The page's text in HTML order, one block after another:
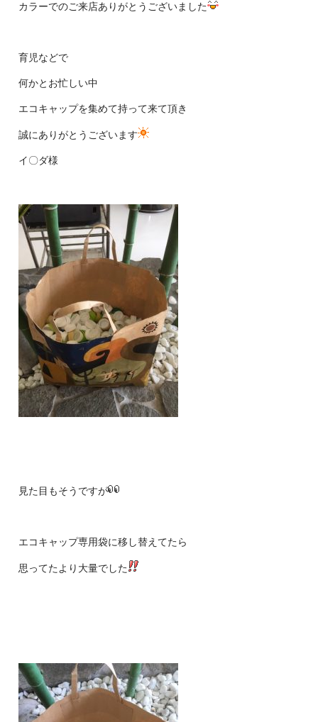
カラーでのご来店ありがとうございました
育児などで
何かとお忙しい中
エコキャップを集めて持って来て頂き
誠にありがとうございます
イ〇ダ様
見た目もそうですが
エコキャップ専用袋に移し替えてたら
思ってたより大量でした